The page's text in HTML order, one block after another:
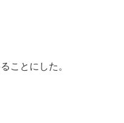
ことにした。